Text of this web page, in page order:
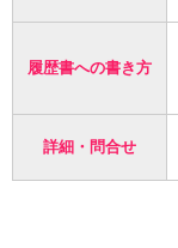
履歴書への書き方
詳細・問合せ